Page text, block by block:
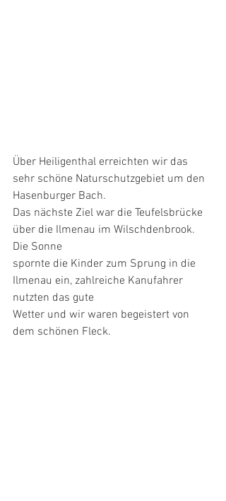
Über Heiligenthal erreichten wir das
sehr schöne Naturschutzgebiet um den
Hasenburger Bach.
Das nächste Ziel war die Teufelsbrücke
über die Ilmenau im Wilschdenbrook.
Die Sonne
spornte die Kinder zum Sprung in die
Ilmenau ein, zahlreiche Kanufahrer
nutzten das gute
Wetter und wir waren begeistert von
dem schönen Fleck.